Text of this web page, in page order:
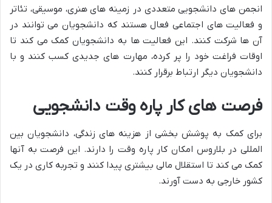
انجمن های دانشجویی متعددی در زمینه های هنری، موسیقی، تئاتر
و فعالیت های اجتماعی فعال هستند که دانشجویان می توانند در
آن ها شرکت کنند. این فعالیت ها به دانشجویان کمک می کند تا
اوقات فراغت خود را پر کرده، مهارت های جدیدی کسب کنند و با
دانشجویان دیگر ارتباط برقرار کنند.
فرصت های کار پاره وقت دانشجویی
برای کمک به پوشش بخشی از هزینه های زندگی، دانشجویان بین
المللی در بلاروس امکان کار پاره وقت را دارند. این فرصت به آنها
کمک می کند تا استقلال مالی بیشتری پیدا کنند و تجربه کاری در یک
کشور خارجی به دست آورند.